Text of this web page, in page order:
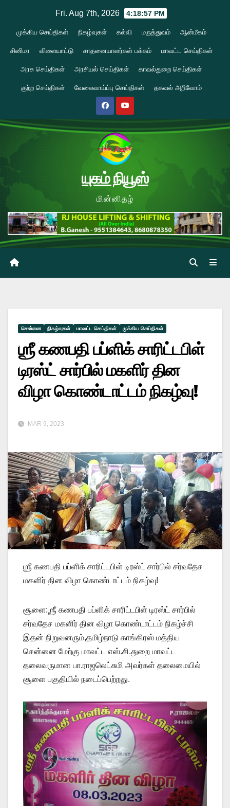
content
Fri. Aug 7th, 2026 4:18:58 PM
முக்கிய செய்திகள் நிகழ்வுகள் கல்வி மருத்துவம் ஆன்மீகம்
சினிமா விளையாட்டு சாதனையாளர்கள் பக்கம் மாவட்ட செய்திகள்
அரசு செய்திகள் அரசியல் செய்திகள் காவல்துறை செய்திகள்
குற்ற செய்திகள் வேலைவாய்ப்பு செய்திகள் தகவல் அறிவோம்
யுகம் நியூஸ்
மின்னிதழ்
சென்னை நிகழ்வுகள் மாவட்ட செய்திகள் முக்கிய செய்திகள்
ஶ்ரீ கணபதி பப்ளிக் சாரிட்டபிள்
டிரஸ்ட் சார்பில் மகளிர் தின
விழா கொண்டாட்டம் நிகழ்வு!
MAR 9, 2023
ஶ்ரீ கணபதி பப்ளிக் சாரிட்டபிள் டிரஸ்ட் சார்பில் சர்வதேச
மகளிர் தின விழா கொண்டாட்டம் நிகழ்வு!
சூளை:ஶ்ரீ கணபதி பப்ளிக் சாரிட்டபிள் டிரஸ்ட் சார்பில்
சர்வதேச மகளிர் தின விழா கொண்டாட்டம் நிகழ்ச்சி
இதன் நிறுவனரும்,தமிழ்நாடு காங்கிரஸ் மத்திய
சென்னை மேற்கு மாவட்ட எஸ்.சி.துறை மாவட்ட
தலைவருமான பா.ராஜலெட்சுமி அவர்கள் தலைமையில்
சூளை பகுதியில் நடைப்பெற்றது.